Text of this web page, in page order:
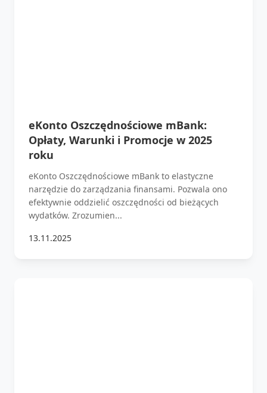
eKonto Oszczędnościowe mBank:
Opłaty, Warunki i Promocje w 2025
roku
eKonto Oszczędnościowe mBank to elastyczne
narzędzie do zarządzania finansami. Pozwala ono
efektywnie oddzielić oszczędności od bieżących
wydatków. Zrozumien...
13.11.2025